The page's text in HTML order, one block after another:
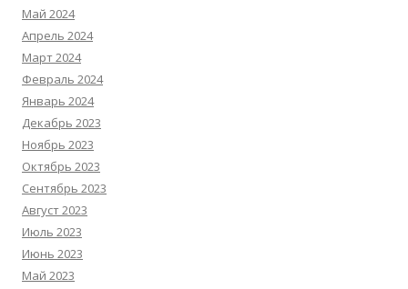
Май 2024
Апрель 2024
Март 2024
Февраль 2024
Январь 2024
Декабрь 2023
Ноябрь 2023
Октябрь 2023
Сентябрь 2023
Август 2023
Июль 2023
Июнь 2023
Май 2023